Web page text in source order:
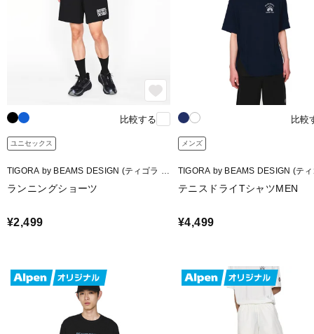
比較する
ユニセックス
TIGORA by BEAMS DESIGN (ティゴラ バ
ランニングショーツ
¥2,499
比較
メンズ
TIGORA by BEAMS DESIGN (テ
テニスドライTシャツMEN
¥4,499